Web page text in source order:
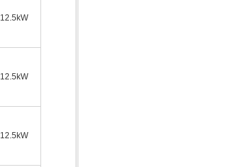
12.5kW
12.5kW
12.5kW